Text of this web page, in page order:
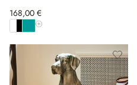
168,00 €
Afficher toutes les couleurs